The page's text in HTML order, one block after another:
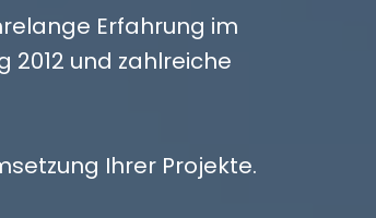
Erfahrung im
und zahlreiche
Ihrer Projekte.